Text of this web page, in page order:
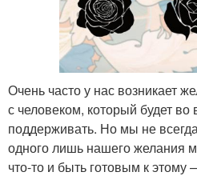
Очень часто у нас возникает
с человеком, который будет
поддерживать. Но мы не
одного лишь нашего желания
что-то и быть готовым к этому